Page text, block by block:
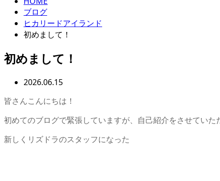
ブログ
ヒカリードアイランド
初めまして！
初めまして！
2026.06.15
皆さんこんにちは！
初めてのブログで緊張していますが、自己紹介をさせていた
新しくリズドラのスタッフになった